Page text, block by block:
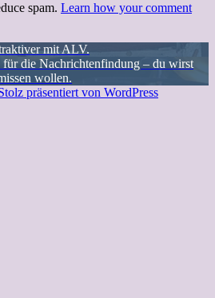
spam. Learn how your comment
mit ALV.
die Nachrichtenfindung – du wirst
wollen.
präsentiert von WordPress